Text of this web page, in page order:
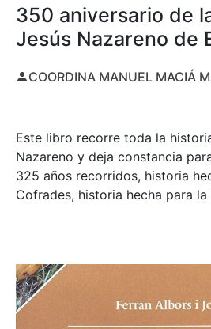
350 aniversario de
Jesús Nazareno de
COORDINA MANUEL MACIÁ
Este libro recorre toda la
Nazareno y deja constancia
325 años recorridos, historia
Cofrades, historia hecha para la